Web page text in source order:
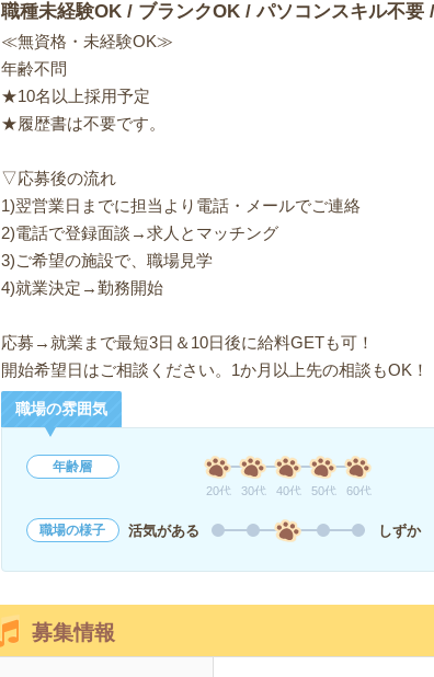
職種未経験OK / ブランクOK / パソコンスキル不要
≪無資格・未経験OK≫
年齢不問
★10名以上採用予定
★履歴書は不要です。
▽応募後の流れ
1)翌営業日までに担当より電話・メールでご連絡
2)電話で登録面談→求人とマッチング
3)ご希望の施設で、職場見学
4)就業決定→勤務開始
応募→就業まで最短3日＆10日後に給料GETも可！
開始希望日はご相談ください。1か月以上先の相談もOK！
職場の雰囲気
年齢層
20代 30代 40代 50代 60代
職場の様子 活気がある しずか
募集情報